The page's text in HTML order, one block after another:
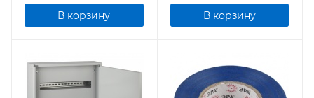
В корзину В корзину